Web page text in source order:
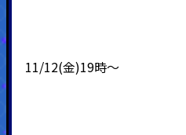
11/12(金)19時～